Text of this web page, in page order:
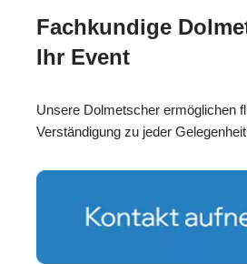
Fachkundige
Ihr Event
Unsere Dolmetscher ermöglichen
Verständigung zu jeder